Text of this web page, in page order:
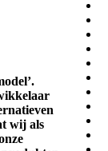
wij als